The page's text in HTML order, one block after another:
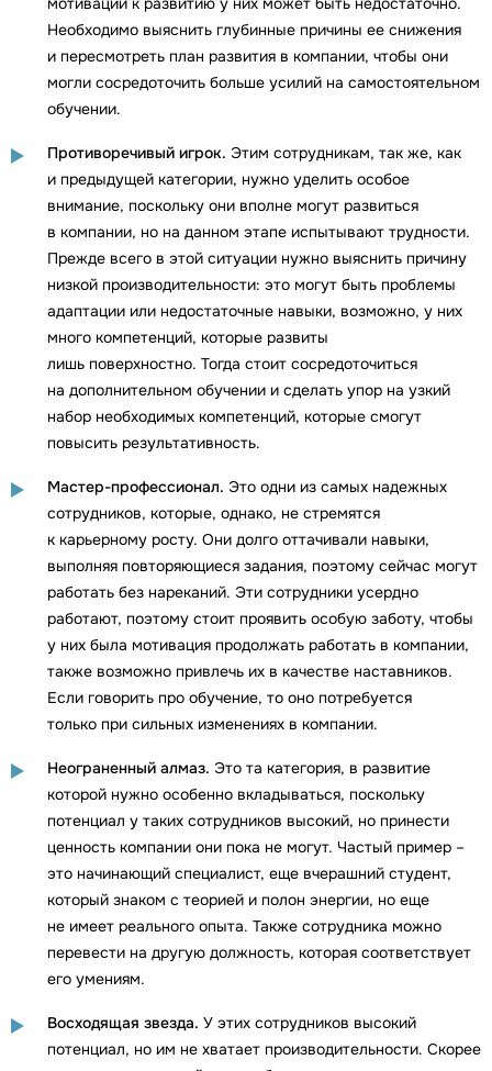
Необходимо выяснить глубинные причины ее снижения
и пересмотреть план развития в компании, чтобы они
могли сосредоточить больше усилий на самостоятельном
обучении.
Противоречивый игрок. Этим сотрудникам, так же, как
и предыдущей категории, нужно уделить особое
внимание, поскольку они вполне могут развиться
в компании, но на данном этапе испытывают трудности.
Прежде всего в этой ситуации нужно выяснить причину
низкой производительности: это могут быть проблемы
адаптации или недостаточные навыки, возможно, у них
много компетенций, которые развиты
лишь поверхностно. Тогда стоит сосредоточиться
на дополнительном обучении и сделать упор на узкий
набор необходимых компетенций, которые смогут
повысить результативность.
Мастер-профессионал. Это одни из самых надежных
сотрудников, которые, однако, не стремятся
к карьерному росту. Они долго оттачивали навыки,
выполняя повторяющиеся задания, поэтому сейчас могут
работать без нареканий. Эти сотрудники усердно
работают, поэтому стоит проявить особую заботу, чтобы
у них была мотивация продолжать работать в компании,
также возможно привлечь их в качестве наставников.
Если говорить про обучение, то оно потребуется
только при сильных изменениях в компании.
Неограненный алмаз. Это та категория, в развитие
которой нужно особенно вкладываться, поскольку
потенциал у таких сотрудников высокий, но принести
ценность компании они пока не могут. Частый пример –
это начинающий специалист, еще вчерашний студент,
который знаком с теорией и полон энергии, но еще
не имеет реального опыта. Также сотрудника можно
перевести на другую должность, которая соответствует
его умениям.
Восходящая звезда. У этих сотрудников высокий
потенциал, но им не хватает производительности. Скорее